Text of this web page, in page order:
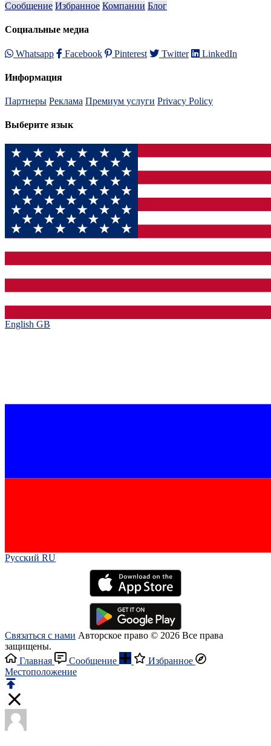
Сообщение Избранное Компании Блог
Социальные медиа
Whatsapp Facebook Pinterest Twitter LinkedIn
Информация
Партнеры Реклама Премиум услуги Privacy Policy
Выберите язык
English GB‎
Русский RU‎
Связаться с нами Авторское право © 2026 Все права
защищены.
Главная
Сообщение
Избранное
Местоположение